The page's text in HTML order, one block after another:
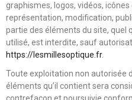
graphismes, logos, vidéos,
représentation, modification,
partie des éléments du site, quel
utilisé, est interdite, sauf
https://lesmillesoptique.fr.
Toute exploitation non autorisée
éléments qu’il contient sera
contrefaçon et poursuivie